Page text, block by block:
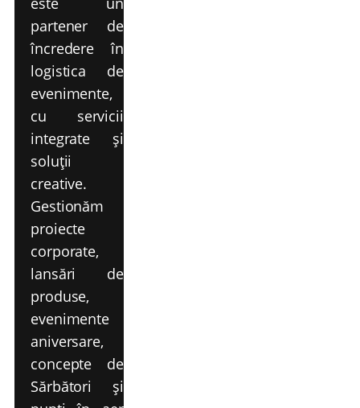
partener de
încredere în
logistica de
evenimente,
cu servicii
integrate și
soluții
creative.
Gestionăm
proiecte
corporate,
lansări de
produse,
evenimente
aniversare,
concepte de
Sărbători și